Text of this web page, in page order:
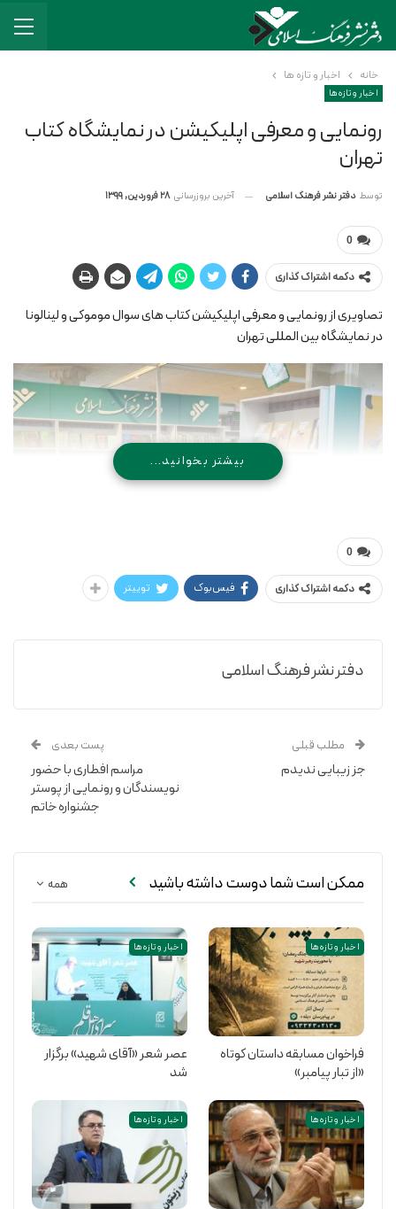
خانه اخبار و تازه ها
اخبار و تازه ها
رونمایی و معرفی اپلیکیشن در نمایشگاه کتاب
تهران
توسط دفتر نشر فرهنگ اسلامی آخرین بروزرسانی 28 فروردین, 1399
0
دکمه اشتراک گذاری
تصاویری از رونمایی و معرفی اپلیکیشن کتاب های سوال موموکی و لینالونا
در نمایشگاه بین المللی تهران
بیشتر بخوانید...
0
دکمه اشتراک گذاری فیس‌بوک توییتر
دفتر نشر فرهنگ اسلامی
مطلب قبلی
جز زیبایی ندیدم
پست بعدی
مراسم افطاری با حضور
نویسندگان و رونمایی از پوستر
جشنواره خاتم
همه ممکن است شما دوست داشته باشید
اخبار و تازه ها
فراخوان مسابقه داستان کوتاه
«از تبار پیامبر»
اخبار و تازه ها
عصر شعر «آقای شهید» برگزار
شد
اخبار و تازه ها اخبار و تازه ها